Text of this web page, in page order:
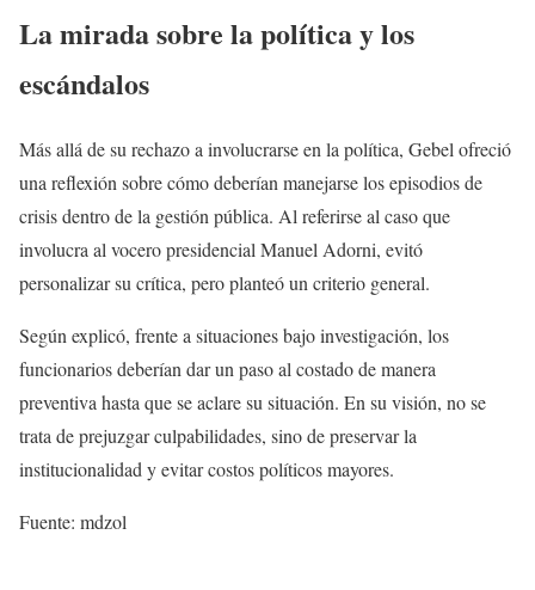
La mirada sobre la política y los
escándalos
Más allá de su rechazo a involucrarse en la política, Gebel ofreció
una reflexión sobre cómo deberían manejarse los episodios de
crisis dentro de la gestión pública. Al referirse al caso que
involucra al vocero presidencial Manuel Adorni, evitó
personalizar su crítica, pero planteó un criterio general.
Según explicó, frente a situaciones bajo investigación, los
funcionarios deberían dar un paso al costado de manera
preventiva hasta que se aclare su situación. En su visión, no se
trata de prejuzgar culpabilidades, sino de preservar la
institucionalidad y evitar costos políticos mayores.
Fuente: mdzol